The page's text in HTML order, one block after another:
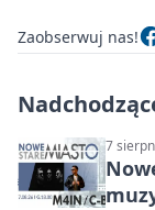
Zaobserwuj nas!
7